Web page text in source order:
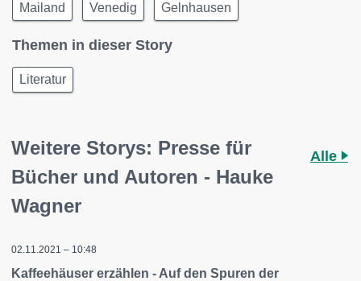
Mailand Venedig Gelnhausen
Themen in dieser Story
Literatur
Weitere Storys: Presse für
Bücher und Autoren - Hauke
Wagner
Alle
02.11.2021 – 10:48
Kaffeehäuser erzählen - Auf den Spuren der